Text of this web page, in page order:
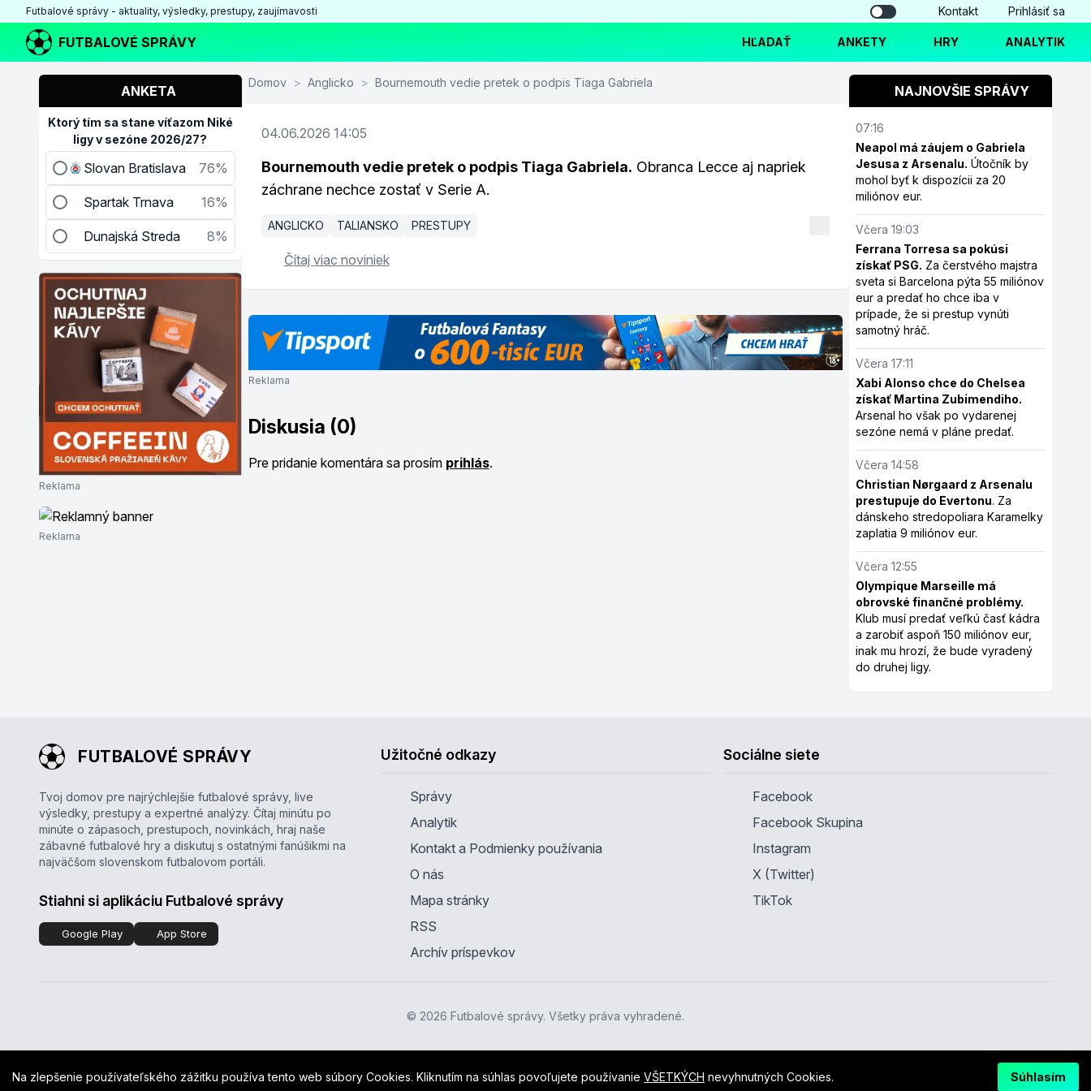
Futbalové správy - aktuality, výsledky, prestupy, zaujímavosti Kontakt Prihlásiť sa
FUTBALOVÉ SPRÁVY HĽADAŤ ANKETY HRY ANALYTIK
ANKETA
Ktorý tím sa stane víťazom Niké
ligy v sezóne 2026/27?
Slovan Bratislava 76%
Spartak Trnava 16%
Dunajská Streda 8%
Reklama
Reklama
Domov > Anglicko > Bournemouth vedie pretek o podpis Tiaga Gabriela
04.06.2026 14:05
Bournemouth vedie pretek o podpis Tiaga Gabriela. Obranca Lecce aj napriek
záchrane nechce zostať v Serie A.
ANGLICKO TALIANSKO PRESTUPY
Čítaj viac noviniek
Reklama
Diskusia (0)
Pre pridanie komentára sa prosím prihlás.
NAJNOVŠIE SPRÁVY
07:16
Neapol má záujem o Gabriela
Jesusa z Arsenalu. Útočník by
mohol byť k dispozícii za 20
miliónov eur.
Včera 19:03
Ferrana Torresa sa pokúsi
získať PSG. Za čerstvého majstra
sveta si Barcelona pýta 55 miliónov
eur a predať ho chce iba v
prípade, že si prestup vynúti
samotný hráč.
Včera 17:11
Xabi Alonso chce do Chelsea
získať Martina Zubimendiho.
Arsenal ho však po vydarenej
sezóne nemá v pláne predať.
Včera 14:58
Christian Nørgaard z Arsenalu
prestupuje do Evertonu. Za
dánskeho stredopoliara Karamelky
zaplatia 9 miliónov eur.
Včera 12:55
Olympique Marseille má
obrovské finančné problémy.
Klub musí predať veľkú časť kádra
a zarobiť aspoň 150 miliónov eur,
inak mu hrozí, že bude vyradený
do druhej ligy.
FUTBALOVÉ SPRÁVY
Tvoj domov pre najrýchlejšie futbalové správy, live
výsledky, prestupy a expertné analýzy. Čítaj minútu po
minúte o zápasoch, prestupoch, novinkách, hraj naše
zábavné futbalové hry a diskutuj s ostatnými fanúšikmi na
najväčšom slovenskom futbalovom portáli.
Stiahni si aplikáciu Futbalové správy
Google Play App Store
Užitočné odkazy
Správy
Analytik
Kontakt a Podmienky používania
O nás
Mapa stránky
RSS
Archív príspevkov
Sociálne siete
Facebook
Facebook Skupina
Instagram
X (Twitter)
TikTok
© 2026 Futbalové správy. Všetky práva vyhradené.
Na zlepšenie používateľského zážitku používa tento web súbory Cookies. Kliknutím na súhlas povoľujete používanie VŠETKÝCH nevyhnutných Cookies. Súhlasím